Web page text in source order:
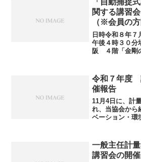
「自動捕捉
関する講習
（※会員の方
日時令和８年７
午後４時３０分
阪 ４階「金
発法人 産業
準総合センタ...
令和７年度
催報告
11月4日に、計
れ、当協会から
ベーション・環
一般主任計
講習会の開